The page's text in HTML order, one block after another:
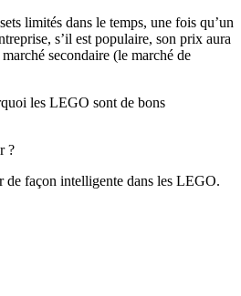
limités dans le temps, une fois qu’un
s’il est populaire, son prix aura
secondaire (le marché de
les LEGO sont de bons
?
de façon intelligente dans les LEGO.